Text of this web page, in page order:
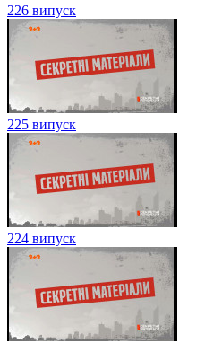
226 випуск
225 випуск
224 випуск